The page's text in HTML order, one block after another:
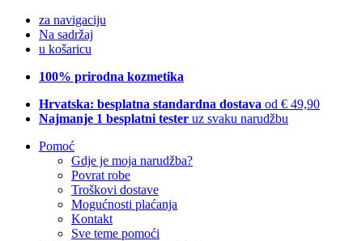
za navigaciju
Na sadržaj
u košaricu
100% prirodna kozmetika
Hrvatska: besplatna standardna dostava od € 49,90
Najmanje 1 besplatni tester uz svaku narudžbu
Pomoć
Gdje je moja narudžba?
Povrat robe
Troškovi dostave
Mogućnosti plaćanja
Kontakt
Sve teme pomoći